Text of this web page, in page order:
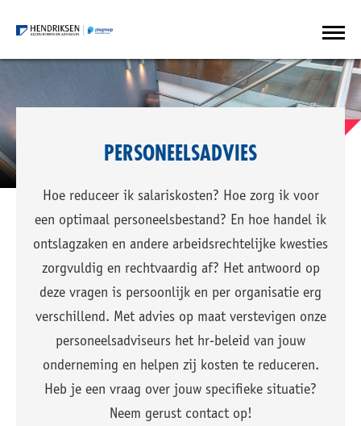
PERSONEELSADVIES
Hoe reduceer ik salariskosten? Hoe zorg ik voor
een optimaal personeelsbestand? En hoe handel ik
ontslagzaken en andere arbeidsrechtelijke kwesties
zorgvuldig en rechtvaardig af? Het antwoord op
deze vragen is persoonlijk en per organisatie erg
verschillend. Met advies op maat verstevigen onze
personeelsadviseurs het hr-beleid van jouw
onderneming en helpen zij kosten te reduceren.
Heb je een vraag over jouw specifieke situatie?
Neem gerust contact op!